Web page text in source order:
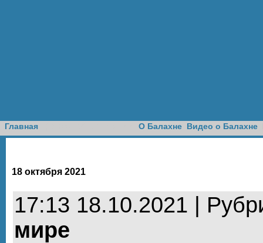
Главная О Балахне Видео о Балахне
18 октября 2021
17:13 18.10.2021 |
мире